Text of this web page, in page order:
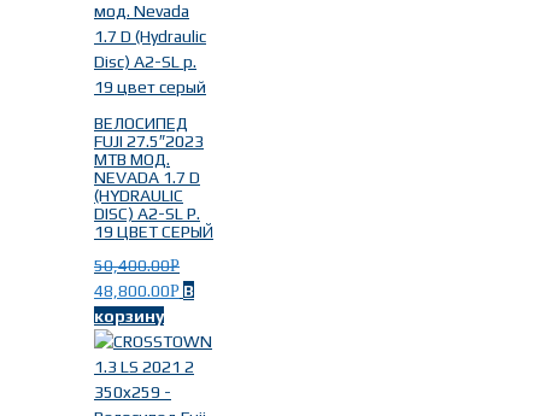
ВЕЛОСИПЕД
FUJI 27.5″2023
MTB МОД.
NEVADA 1.7 D
(HYDRAULIC
DISC) A2-SL Р.
19 ЦВЕТ СЕРЫЙ
50,400.00Р
48,800.00Р В
корзину